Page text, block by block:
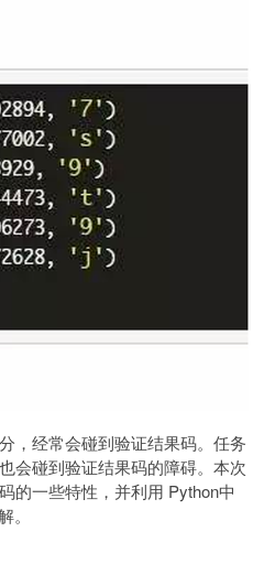
，经常会碰到验证结果码。任务
会碰到验证结果码的障碍。本次
的一些特性，并利用 Python中
。